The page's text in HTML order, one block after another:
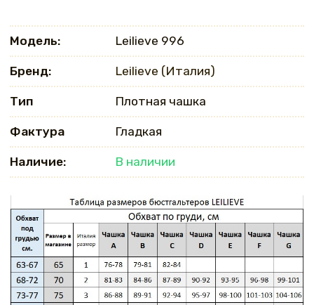
Модель: Leilieve 996
Бренд: Leilieve (Италия)
Тип Плотная чашка
Фактура Гладкая
Наличие: В наличии